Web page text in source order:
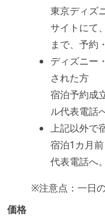
東京ディズ
サイトにて
まで、予約
ディズニー
された方
宿泊予約成
ル代表電話へ
上記以外で
宿泊1カ月
代表電話へ。
※注意点：一日
価格